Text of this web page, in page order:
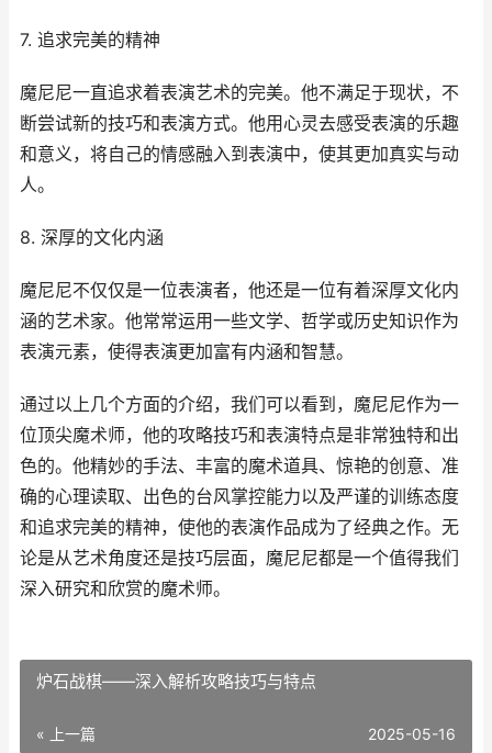
7. 追求完美的精神
魔尼尼一直追求着表演艺术的完美。他不满足于现状，不
断尝试新的技巧和表演方式。他用心灵去感受表演的乐趣
和意义，将自己的情感融入到表演中，使其更加真实与动
人。
8. 深厚的文化内涵
魔尼尼不仅仅是一位表演者，他还是一位有着深厚文化内
涵的艺术家。他常常运用一些文学、哲学或历史知识作为
表演元素，使得表演更加富有内涵和智慧。
通过以上几个方面的介绍，我们可以看到，魔尼尼作为一
位顶尖魔术师，他的攻略技巧和表演特点是非常独特和出
色的。他精妙的手法、丰富的魔术道具、惊艳的创意、准
确的心理读取、出色的台风掌控能力以及严谨的训练态度
和追求完美的精神，使他的表演作品成为了经典之作。无
论是从艺术角度还是技巧层面，魔尼尼都是一个值得我们
深入研究和欣赏的魔术师。
炉石战棋——深入解析攻略技巧与特点
« 上一篇 2025-05-16